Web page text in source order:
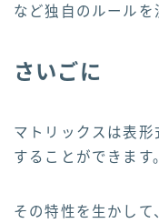
など独自のルールを
さいごに
マトリックスは表
することができます
その特性を生かし